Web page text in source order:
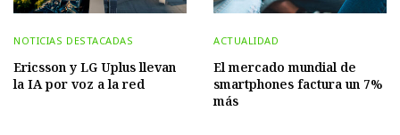
NOTICIAS DESTACADAS
Ericsson y LG Uplus llevan
la IA por voz a la red
ACTUALIDAD
El mercado mundial de
smartphones factura un 7%
más